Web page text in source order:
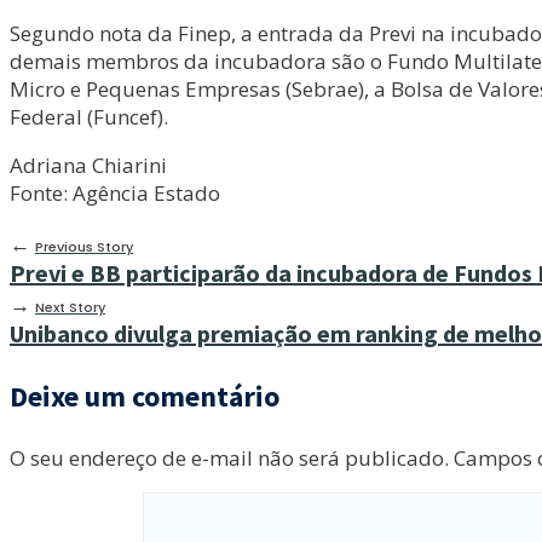
Segundo nota da Finep, a entrada da Previ na
demais membros da incubadora são o Fundo
Micro e Pequenas Empresas (Sebrae), a Bolsa de
Federal (Funcef).
Adriana Chiarini
Fonte: Agência Estado
← Previous Story
Previ e BB participarão da incubadora de Fundos
→ Next Story
Unibanco divulga premiação em ranking de
Deixe um comentário
O seu endereço de e-mail não será publicado. Campos